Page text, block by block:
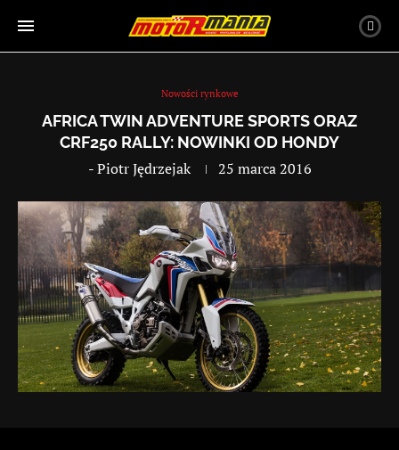
Nowości rynkowe
AFRICA TWIN ADVENTURE SPORTS ORAZ
CRF250 RALLY: NOWINKI OD HONDY
-Piotr Jędrzejak 25 marca 2016